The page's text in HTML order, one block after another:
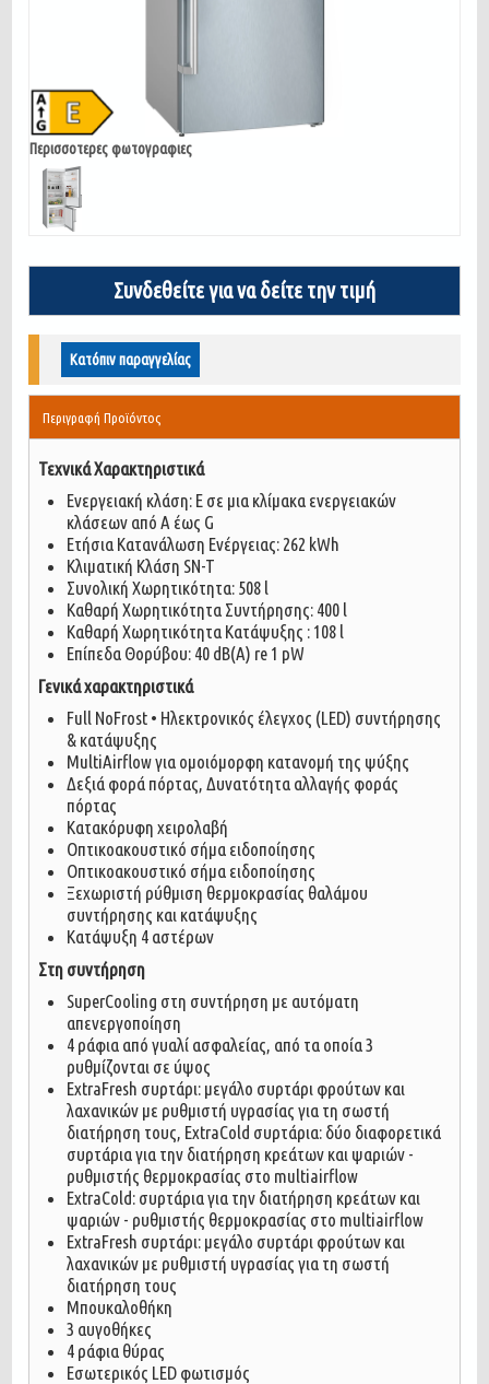
Περισσοτερες φωτογραφιες
Συνδεθείτε για να δείτε την τιμή
Κατόπιν παραγγελίας
Περιγραφή Προϊόντος
Τεχνικά Χαρακτηριστικά
Ενεργειακή κλάση: E σε μια κλίμακα ενεργειακών
κλάσεων από A έως G
Ετήσια Κατανάλωση Ενέργειας: 262 kWh
Κλιματική Κλάση SN-T
Συνολική Χωρητικότητα: 508 l
Καθαρή Χωρητικότητα Συντήρησης: 400 l
Καθαρή Χωρητικότητα Κατάψυξης : 108 l
Επίπεδα Θορύβου: 40 dB(A) re 1 pW
Γενικά χαρακτηριστικά
Full NoFrost • Ηλεκτρονικός έλεγχος (LED) συντήρησης
& κατάψυξης
MultiAirflow για ομοιόμορφη κατανομή της ψύξης
Δεξιά φορά πόρτας, Δυνατότητα αλλαγής φοράς
πόρτας
Κατακόρυφη χειρολαβή
Οπτικοακουστικό σήμα ειδοποίησης
Οπτικοακουστικό σήμα ειδοποίησης
Ξεχωριστή ρύθμιση θερμοκρασίας θαλάμου
συντήρησης και κατάψυξης
Κατάψυξη 4 αστέρων
Στη συντήρηση
SuperCooling στη συντήρηση με αυτόματη
απενεργοποίηση
4 ράφια από γυαλί ασφαλείας, από τα οποία 3
ρυθμίζονται σε ύψος
ExtraFresh συρτάρι: μεγάλο συρτάρι φρούτων και
λαχανικών με ρυθμιστή υγρασίας για τη σωστή
διατήρηση τους, ExtraCold συρτάρια: δύο διαφορετικά
συρτάρια για την διατήρηση κρεάτων και ψαριών -
ρυθμιστής θερμοκρασίας στο multiairflow
ExtraCold: συρτάρια για την διατήρηση κρεάτων και
ψαριών - ρυθμιστής θερμοκρασίας στο multiairflow
ExtraFresh συρτάρι: μεγάλο συρτάρι φρούτων και
λαχανικών με ρυθμιστή υγρασίας για τη σωστή
διατήρηση τους
Μπουκαλοθήκη
3 αυγοθήκες
4 ράφια θύρας
Εσωτερικός LED φωτισμός